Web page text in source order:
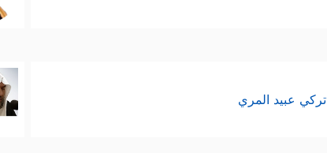
تركي عبيد المري